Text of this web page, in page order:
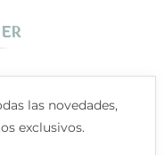
las novedades,
exclusivos.